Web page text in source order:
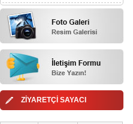
ZİYARETÇİ SAYACI